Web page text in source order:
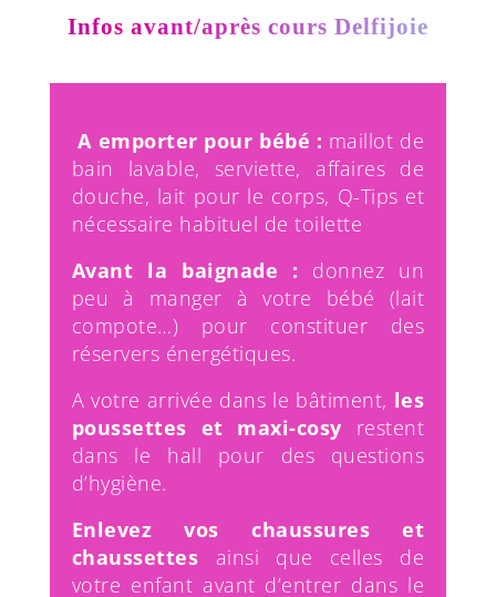
Infos avant/après cours Delfijoie
A emporter pour bébé : maillot de
bain lavable, serviette, affaires de
douche, lait pour le corps, Q-Tips et
nécessaire habituel de toilette
Avant la baignade : donnez un
peu à manger à votre bébé (lait
compote…) pour constituer des
réservers énergétiques.
A votre arrivée dans le bâtiment, les
poussettes et maxi-cosy restent
dans le hall pour des questions
d’hygiène.
Enlevez vos chaussures et
chaussettes ainsi que celles de
votre enfant avant d’entrer dans le